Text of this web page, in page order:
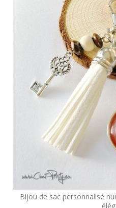
Bijou de sac personnalisé